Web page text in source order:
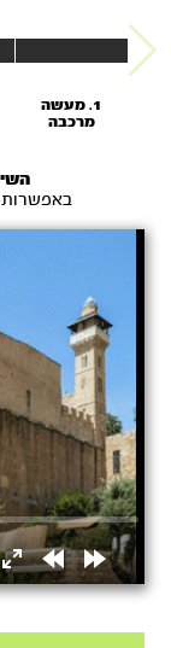
1. מעשה
מרכבה
EnterRewindForward